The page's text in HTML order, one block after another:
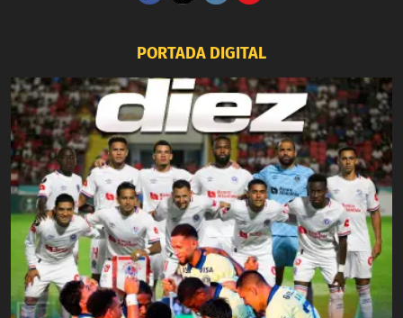
PORTADA DIGITAL